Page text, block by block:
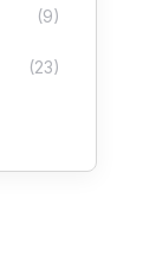
(9)
(23)